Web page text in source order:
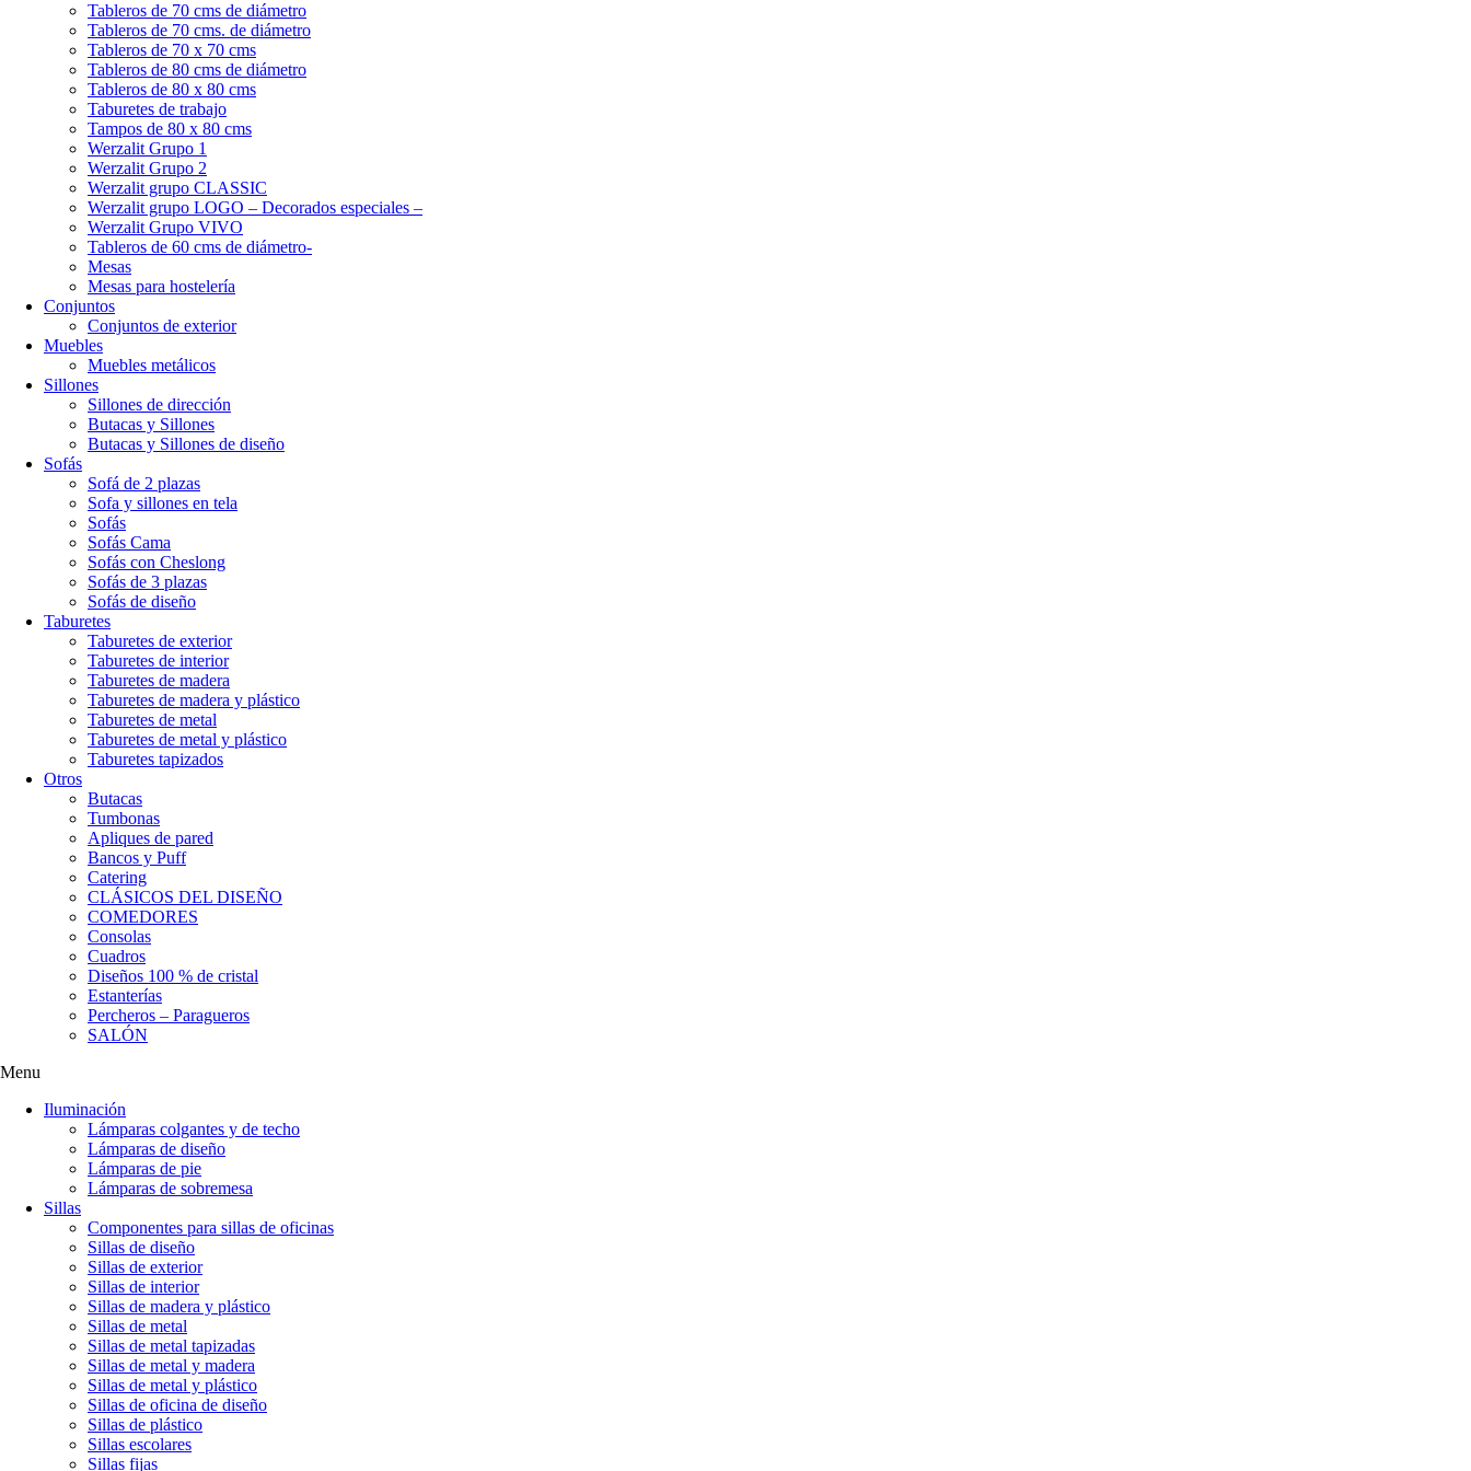
Tableros de 70 cms de diámetro
Tableros de 70 cms. de diámetro
Tableros de 70 x 70 cms
Tableros de 80 cms de diámetro
Tableros de 80 x 80 cms
Taburetes de trabajo
Tampos de 80 x 80 cms
Werzalit Grupo 1
Werzalit Grupo 2
Werzalit grupo CLASSIC
Werzalit grupo LOGO – Decorados especiales –
Werzalit Grupo VIVO
Tableros de 60 cms de diámetro-
Mesas
Mesas para hostelería
Conjuntos
Conjuntos de exterior
Muebles
Muebles metálicos
Sillones
Sillones de dirección
Butacas y Sillones
Butacas y Sillones de diseño
Sofás
Sofá de 2 plazas
Sofa y sillones en tela
Sofás
Sofás Cama
Sofás con Cheslong
Sofás de 3 plazas
Sofás de diseño
Taburetes
Taburetes de exterior
Taburetes de interior
Taburetes de madera
Taburetes de madera y plástico
Taburetes de metal
Taburetes de metal y plástico
Taburetes tapizados
Otros
Butacas
Tumbonas
Apliques de pared
Bancos y Puff
Catering
CLÁSICOS DEL DISEÑO
COMEDORES
Consolas
Cuadros
Diseños 100 % de cristal
Estanterías
Percheros – Paragueros
SALÓN
Menu
Iluminación
Lámparas colgantes y de techo
Lámparas de diseño
Lámparas de pie
Lámparas de sobremesa
Sillas
Componentes para sillas de oficinas
Sillas de diseño
Sillas de exterior
Sillas de interior
Sillas de madera y plástico
Sillas de metal
Sillas de metal tapizadas
Sillas de metal y madera
Sillas de metal y plástico
Sillas de oficina de diseño
Sillas de plástico
Sillas escolares
Sillas fijas